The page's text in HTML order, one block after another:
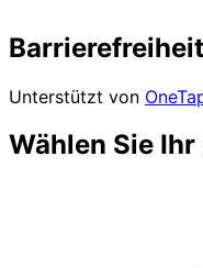
Unterstützt von
Wählen Sie